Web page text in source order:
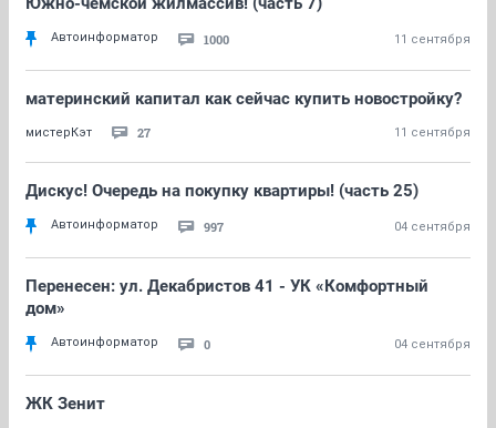
Автоинформатор 1000 11 сентября
материнский капитал как сейчас купить новостройку?
мистерКэт 27 11 сентября
Дискус! Очередь на покупку квартиры! (часть 25)
Автоинформатор 997 04 сентября
Перенесен: ул. Декабристов 41 - УК «Комфортный
дом»
Автоинформатор 0 04 сентября
ЖК Зенит